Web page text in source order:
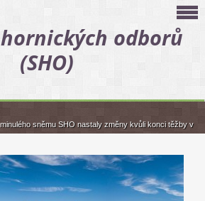
odborů
(SHO)
sněmu SHO nastaly změny kvůli konci těžby v